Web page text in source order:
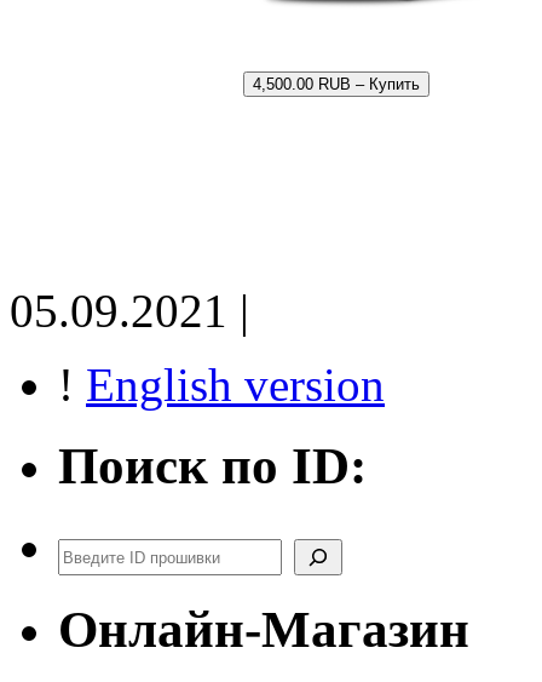
4,500.00 RUB – Купить
05.09.2021 |
! English version
Поиск по ID:
Поиск
Онлайн-Магазин